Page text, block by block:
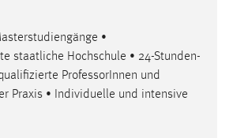
•
staatliche Hochschule • 24-Stunden-
ProfessorInnen und
Praxis • Individuelle und intensive